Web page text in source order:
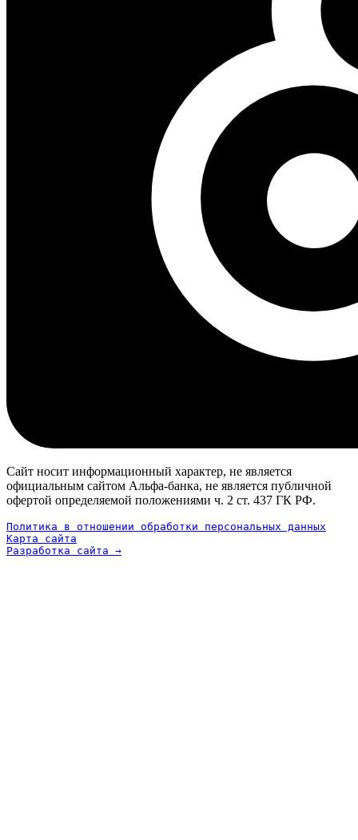
Сайт носит информационный характер, не является
официальным сайтом Альфа-банка, не является публичной
офертой определяемой положениями ч. 2 ст. 437 ГК РФ.
Политика в отношении обработки персональных данных
Карта сайта
Разработка сайта →